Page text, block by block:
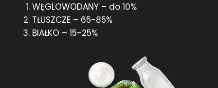
WĘGLOWODANY – do 10%
TŁUSZCZE – 65-85%
BIAŁKO – 15-25%